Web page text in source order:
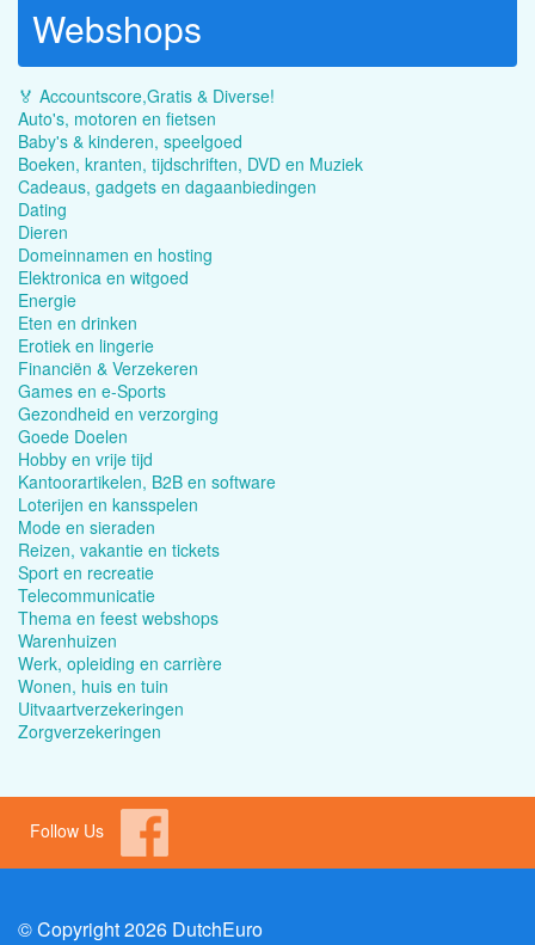
Webshops
🏅 Accountscore,Gratis & Diverse!
Auto's, motoren en fietsen
Baby's & kinderen, speelgoed
Boeken, kranten, tijdschriften, DVD en Muziek
Cadeaus, gadgets en dagaanbiedingen
Dating
Dieren
Domeinnamen en hosting
Elektronica en witgoed
Energie
Eten en drinken
Erotiek en lingerie
Financiën & Verzekeren
Games en e-Sports
Gezondheid en verzorging
Goede Doelen
Hobby en vrije tijd
Kantoorartikelen, B2B en software
Loterijen en kansspelen
Mode en sieraden
Reizen, vakantie en tickets
Sport en recreatie
Telecommunicatie
Thema en feest webshops
Warenhuizen
Werk, opleiding en carrière
Wonen, huis en tuin
Uitvaartverzekeringen
Zorgverzekeringen
Follow Us
© Copyright 2026 DutchEuro